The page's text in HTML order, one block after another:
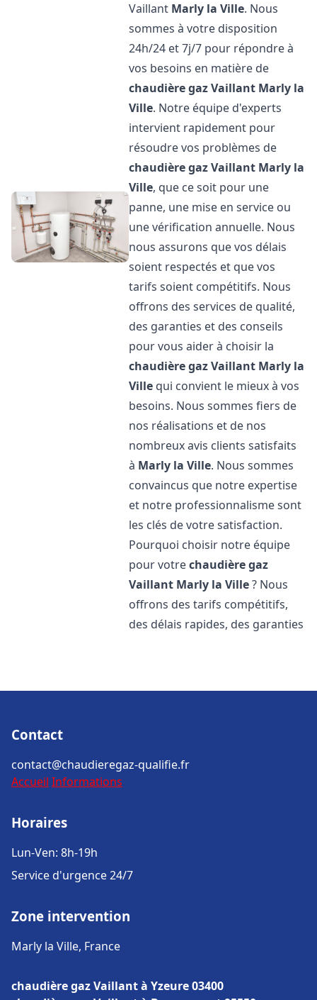
Vaillant Marly la Ville. Nous
sommes à votre disposition
24h/24 et 7j/7 pour répondre à
vos besoins en matière de
chaudière gaz Vaillant Marly la
Ville. Notre équipe d'experts
intervient rapidement pour
résoudre vos problèmes de
chaudière gaz Vaillant Marly la
Ville, que ce soit pour une
panne, une mise en service ou
une vérification annuelle. Nous
nous assurons que vos délais
soient respectés et que vos
tarifs soient compétitifs. Nous
offrons des services de qualité,
des garanties et des conseils
pour vous aider à choisir la
chaudière gaz Vaillant Marly la
Ville qui convient le mieux à vos
besoins. Nous sommes fiers de
nos réalisations et de nos
nombreux avis clients satisfaits
à Marly la Ville. Nous sommes
convaincus que notre expertise
et notre professionnalisme sont
les clés de votre satisfaction.
Pourquoi choisir notre équipe
pour votrechaudière gaz
Vaillant Marly la Ville? Nous
offrons des tarifs compétitifs,
des délais rapides, des garanties
Contact
contact@chaudieregaz-qualifie.fr
Accueil Informations
Horaires
Lun-Ven: 8h-19h
Service d'urgence 24/7
Zone intervention
Marly la Ville, France
chaudière gaz Vaillant à Yzeure 03400